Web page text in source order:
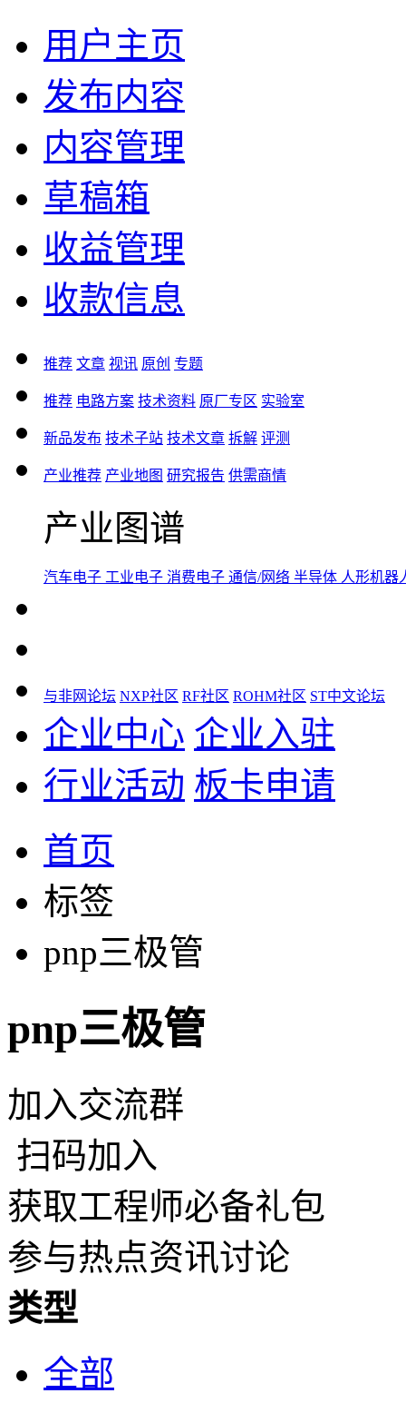
用户主页
发布内容
内容管理
草稿箱
收益管理
收款信息
推荐 文章 视讯 原创 专题
推荐 电路方案 技术资料 原厂专区 实验室
新品发布 技术子站 技术文章 拆解 评测
产业推荐 产业地图 研究报告 供需商情
产业图谱
汽车电子 工业电子 消费电子 通信/网络 半导体 人形机器
与非网论坛 NXP社区 RF社区 ROHM社区 ST中文论坛
企业中心 企业入驻
行业活动 板卡申请
首页
标签
pnp三极管
pnp三极管
加入交流群
扫码加入
获取工程师必备礼包
参与热点资讯讨论
类型
全部